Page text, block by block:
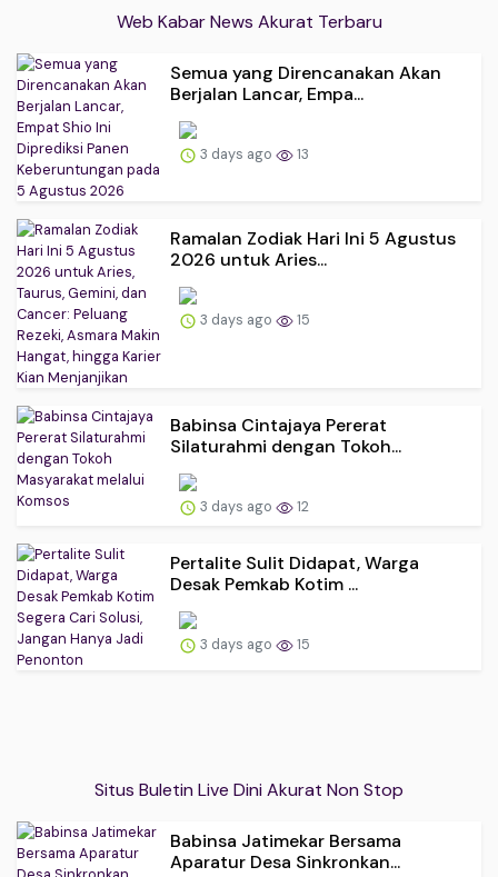
Web Kabar News Akurat Terbaru
Semua yang Direncanakan Akan
Berjalan Lancar, Empa...
3 days ago 13
Ramalan Zodiak Hari Ini 5 Agustus
2026 untuk Aries...
3 days ago 15
Babinsa Cintajaya Pererat
Silaturahmi dengan Tokoh...
3 days ago 12
Pertalite Sulit Didapat, Warga
Desak Pemkab Kotim ...
3 days ago 15
Situs Buletin Live Dini Akurat Non Stop
Babinsa Jatimekar Bersama
Aparatur Desa Sinkronkan...